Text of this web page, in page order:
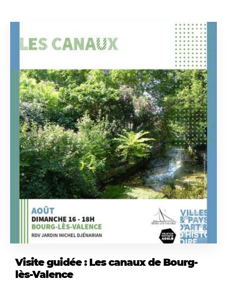
Visite guidée : Les canaux de Bourg-
lès-Valence